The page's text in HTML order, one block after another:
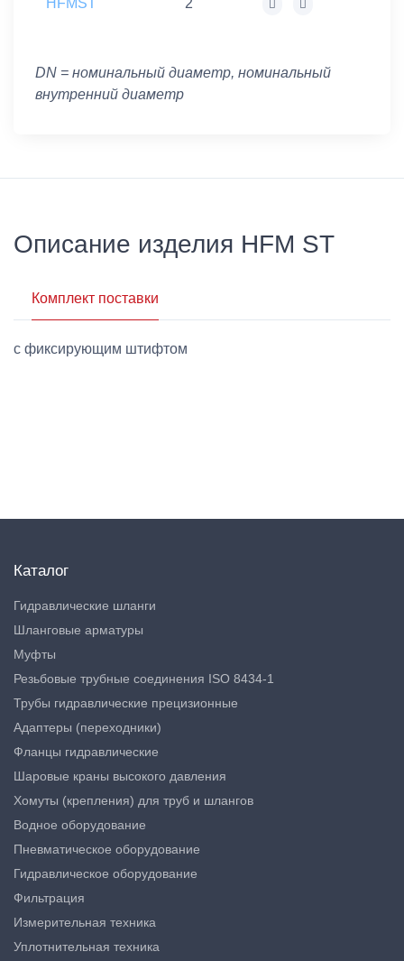
HFMST 2
DN = номинальный диаметр, номинальный
внутренний диаметр
Описание изделия HFM ST
Комплект поставки
с фиксирующим штифтом
Каталог
Гидравлические шланги
Шланговые арматуры
Муфты
Резьбовые трубные соединения ISO 8434-1
Трубы гидравлические прецизионные
Адаптеры (переходники)
Фланцы гидравлические
Шаровые краны высокого давления
Хомуты (крепления) для труб и шлангов
Водное оборудование
Пневматическое оборудование
Гидравлическое оборудование
Фильтрация
Измерительная техника
Уплотнительная техника